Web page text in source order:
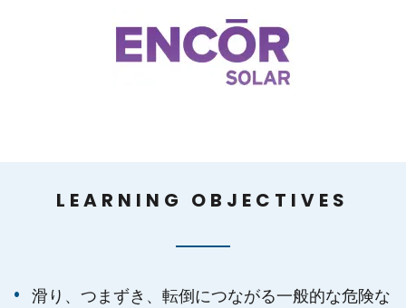
LEARNING OBJECTIVES
滑り、つまずき、転倒につながる一般的な危険な